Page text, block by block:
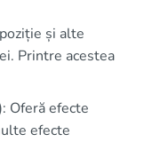
și alte
Printre acestea
Oferă efecte
efecte